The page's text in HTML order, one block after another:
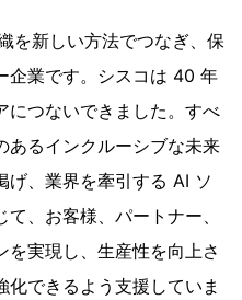
を新しい方法でつなぎ、保
企業です。シスコは 40 年
につないできました。すべ
あるインクルーシブな未来
げ、業界を牽引する AI ソ
、お客様、パートナー、
を実現し、生産性を向上さ
できるよう支援していま